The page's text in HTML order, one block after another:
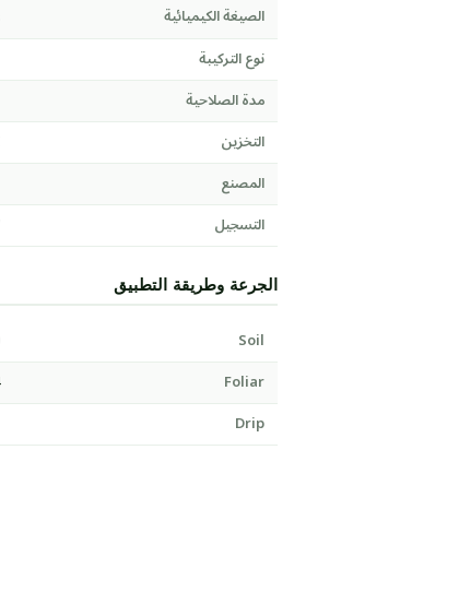
الصيغة الكيميائية
نوع التركيبة
مدة الصلاحية
التخزين
المصنع
التسجيل
الجرعة وطريقة التطبيق
Soil
Foliar
Drip